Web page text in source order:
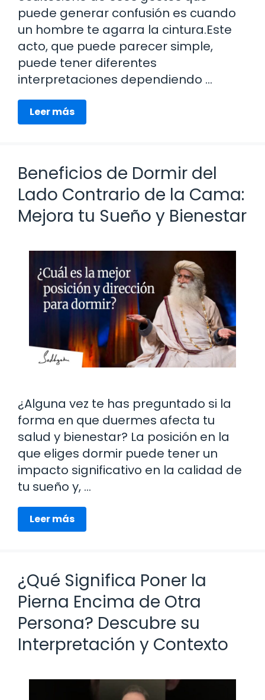
puede generar confusión es cuando
un hombre te agarra la cintura.Este
acto, que puede parecer simple,
puede tener diferentes
interpretaciones dependiendo …
Leer más
Beneficios de Dormir del
Lado Contrario de la Cama:
Mejora tu Sueño y Bienestar
¿Alguna vez te has preguntado si la
forma en que duermes afecta tu
salud y bienestar? La posición en la
que eliges dormir puede tener un
impacto significativo en la calidad de
tu sueño y, …
Leer más
¿Qué Significa Poner la
Pierna Encima de Otra
Persona? Descubre su
Interpretación y Contexto